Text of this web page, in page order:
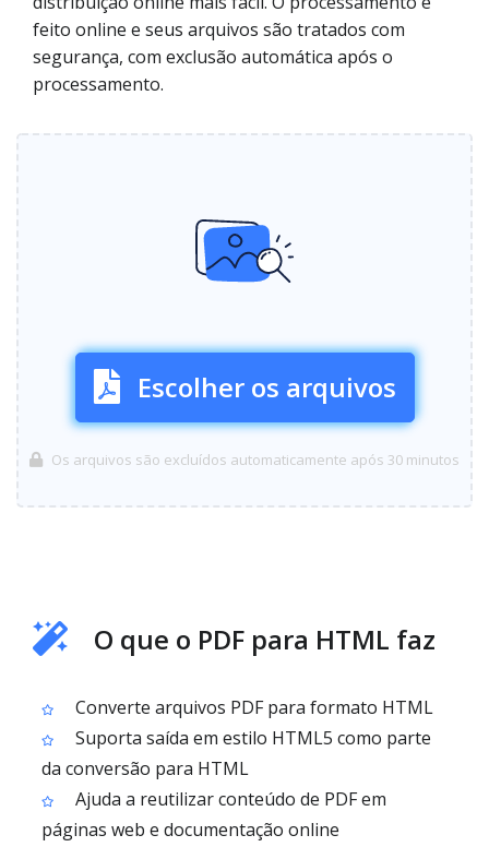
feito online e seus arquivos são tratados com
segurança, com exclusão automática após o
processamento.
Escolher os arquivos
Os arquivos são excluídos automaticamente após 30 minutos
O que o PDF para HTML faz
Converte arquivos PDF para formato HTML
Suporta saída em estilo HTML5 como parte
da conversão para HTML
Ajuda a reutilizar conteúdo de PDF em
páginas web e documentação online